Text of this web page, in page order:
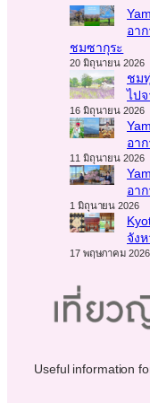
อา
ชมซากุระ
20 มิถุนายน 2026
ชม
ไปจ
16 มิถุนายน 2026
อา
11 มิถุนายน 2026
อา
1 มิถุนายน 2026
จัง
17 พฤษภาคม 2026
Useful information